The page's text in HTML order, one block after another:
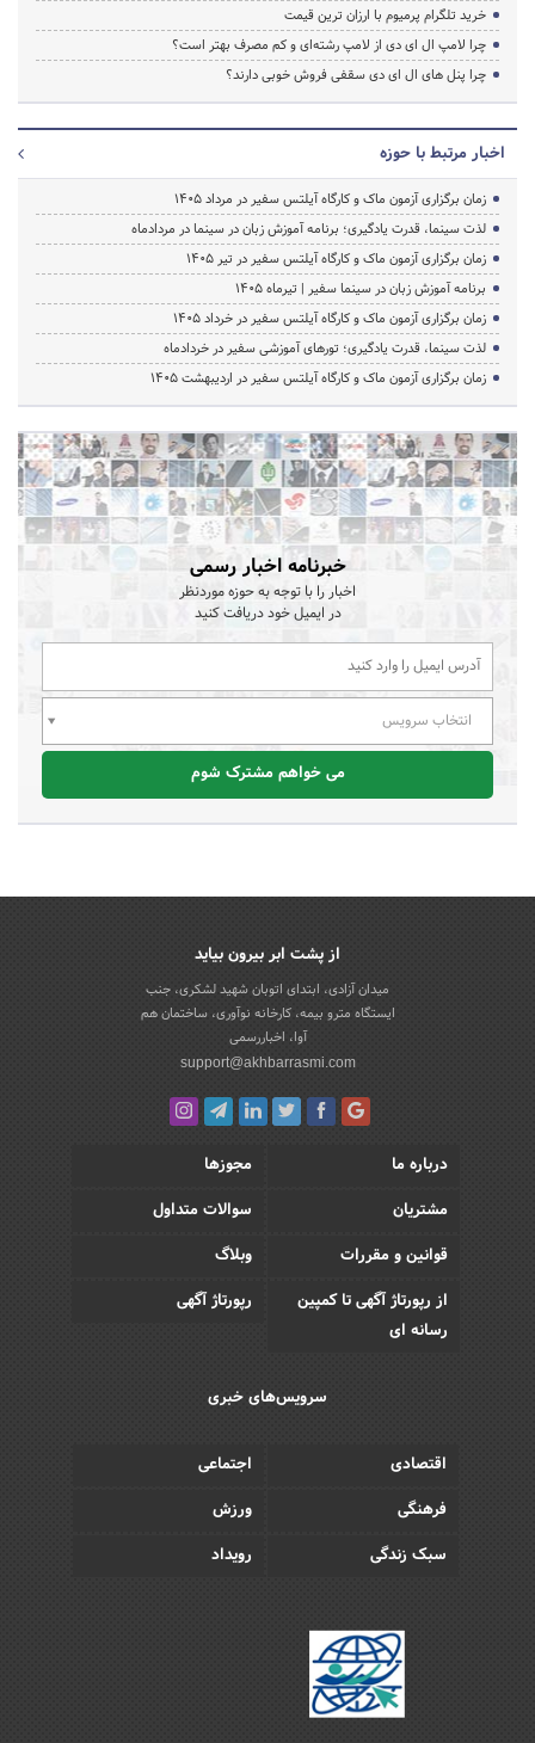
خرید تلگرام پرمیوم با ارزان ترین قیمت
چرا لامپ ال ای دی از لامپ رشته‌ای و کم مصرف بهتر است؟
چرا پنل های ال ای دی سقفی فروش خوبی دارند؟
اخبار مرتبط با حوزه
زمان برگزاری آزمون ماک و کارگاه آیلتس سفیر در مرداد 1405
لذت سینما، قدرت یادگیری؛ برنامه آموزش زبان در سینما در مردادماه
زمان برگزاری آزمون ماک و کارگاه آیلتس سفیر در تیر 1405
برنامه آموزش زبان در سینما سفیر | تیرماه ۱۴۰۵
زمان برگزاری آزمون ماک و کارگاه آیلتس سفیر در خرداد 1405
لذت سینما، قدرت یادگیری؛ تورهای آموزشی سفیر در خردادماه
زمان برگزاری آزمون ماک و کارگاه آیلتس سفیر در اردیبهشت 1405
خبرنامه اخبار رسمی
اخبار را با توجه به حوزه موردنظر
در ایمیل خود دریافت کنید
انتخاب سرویس
می خواهم مشترک شوم
از پشت ابر بیرون بیاید
میدان آزادی، ابتدای اتوبان شهید لشکری، جنب
ایستگاه مترو بیمه، کارخانه نوآوری، ساختمان هم
آوا، اخباررسمی
support@akhbarrasmi.com
درباره ما
مجوزها
مشتریان
سوالات متداول
قوانین و مقررات
وبلاگ
از رپورتاژ آگهی تا کمپین
رسانه ای
رپورتاژ آگهی
سرویس‌های خبری
اقتصادی
اجتماعی
فرهنگی
ورزش
سبک زندگی
رویداد